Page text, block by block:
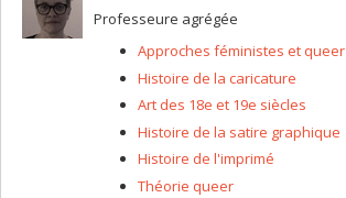
Professeure agrégée
Approches féministes et queer
Histoire de la caricature
Art des 18e et 19e siècles
Histoire de la satire graphique
Histoire de l'imprimé
Théorie queer